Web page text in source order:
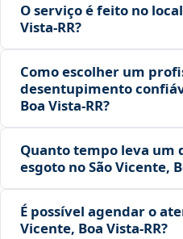
O serviço é feito no
Vista‑RR?
Como escolher um
desentupimento
Boa Vista‑RR?
Quanto tempo leva um
esgoto no São Vicente,
É possível agendar o
Vicente, Boa Vista‑RR?